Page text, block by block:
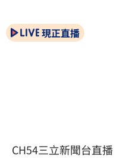
現正直播
CH54三立新聞台直播